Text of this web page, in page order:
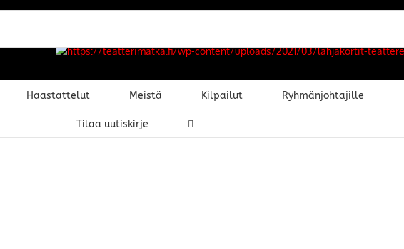
Haastattelut Meistä Kilpailut Ryhmänjohtajille
Tilaa uutiskirje